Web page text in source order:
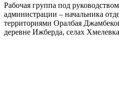
Рабочая группа под
администрации – начальника
территориями Оралбая
деревне Ижберда, селах